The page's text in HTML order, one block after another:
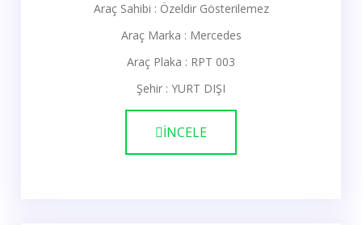
Araç Sahibi : Özeldir Gösterilemez
Araç Marka : Mercedes
Araç Plaka : RPT 003
Şehir : YURT DIŞI
İNCELE